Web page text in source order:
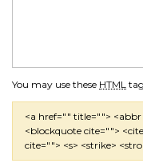
You may use these HTML
<a href="" title="">
<blockquote cite="">
cite=""> <s> <strike>